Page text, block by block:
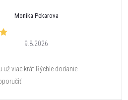
Monika Pekarova
9.8.2026
viac krát.Rýchle dodanie